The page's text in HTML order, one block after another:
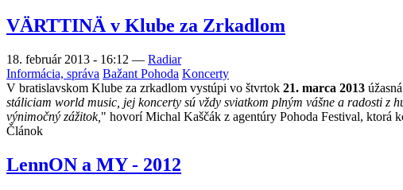
VÄRTTINÄ v Klube za Zrkadlom
18. február 2013 - 16:12 — Radiar
Informácia, správa Bažant Pohoda Koncerty
V bratislavskom Klube za zrkadlom vystúpi vo štvrtok 21. marca 2013
stáliciam world music, jej koncerty sú vždy sviatkom plným vášne a radosti z
výnimočný zážitok, " hovorí Michal Kaščák z agentúry Pohoda Festival, ktorá
Článok
LennON a MY - 2012